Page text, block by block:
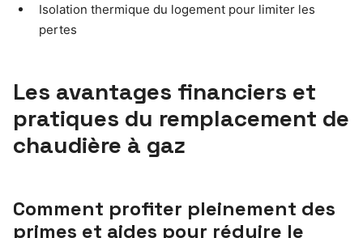
Isolation thermique du logement pour limiter les
pertes
Les avantages financiers et
pratiques du remplacement de
chaudière à gaz
Comment profiter pleinement des
primes et aides pour réduire le